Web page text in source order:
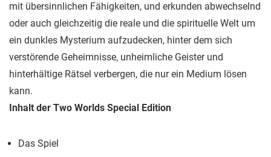
mit übersinnlichen Fähigkeiten, und erkunden abwechselnd
oder auch gleichzeitig die reale und die spirituelle Welt um
ein dunkles Mysterium aufzudecken, hinter dem sich
verstörende Geheimnisse, unheimliche Geister und
hinterhältige Rätsel verbergen, die nur ein Medium lösen
kann.
Inhalt der Two Worlds Special Edition
Das Spiel